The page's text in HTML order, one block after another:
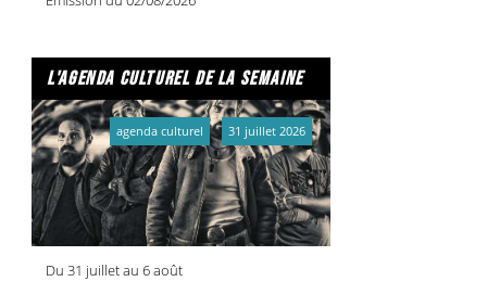
l'agenda culturel de la semaine
Du 31 juillet au 6 août
agenda culturel 31 juillet 2026